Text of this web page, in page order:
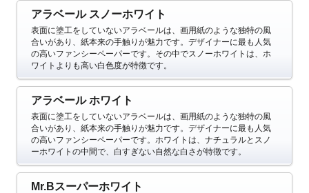
アラベール スノーホワイト
表面に塗工をしていないアラベールは、画用紙のような独特の風
合いがあり、紙本来の手触りが魅力です。デザイナーに最も人気
の高いファンシーペーパーです。その中でスノーホワイトは、ホ
ワイトよりも高い白色度が特徴です。
アラベール ホワイト
表面に塗工をしていないアラベールは、画用紙のような独特の風
合いがあり、紙本来の手触りが魅力です。デザイナーに最も人気
の高いファンシーペーパーです。ホワイトは、ナチュラルとスノ
ーホワイトの中間で、白すぎない自然な白さが特徴です。
Mr.Bスーパーホワイト